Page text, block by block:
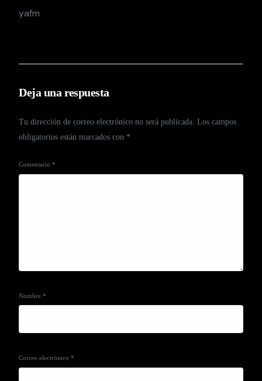
yafm
Deja una respuesta
Tu dirección de correo electrónico no será publicada. Los campos
obligatorios están marcados con *
Comentario*
Nombre*
Correo electrónico*